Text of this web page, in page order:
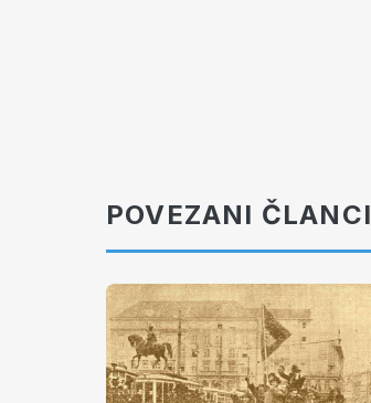
POVEZANI ČLANCI